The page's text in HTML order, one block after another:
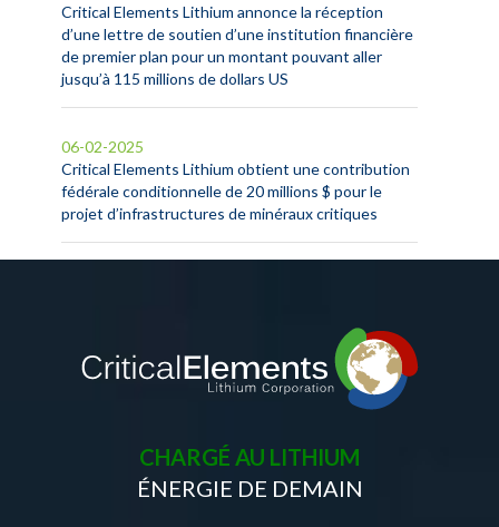
Critical Elements Lithium annonce la réception
d’une lettre de soutien d’une institution financière
de premier plan pour un montant pouvant aller
jusqu’à 115 millions de dollars US
Critical Elements Lithium obtient une contribution
fédérale conditionnelle de 20 millions $ pour le
projet d’infrastructures de minéraux critiques
06-02-2025
CHARGÉ AU LITHIUM
ÉNERGIE DE DEMAIN